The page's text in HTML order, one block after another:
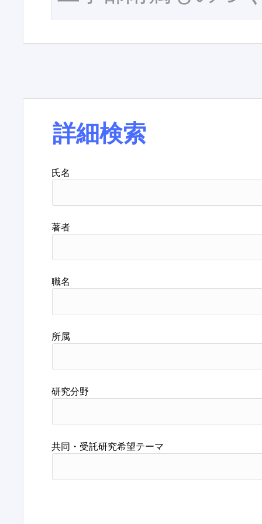
詳細検索
氏名
著者
職名
所属
研究分野
共同・受託研究希望テーマ